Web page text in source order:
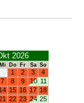
2026
Mi Do Fr Sa So
1 2 3
4
7 8 9 10 11
14 15 16 17 18
22 23 24 25